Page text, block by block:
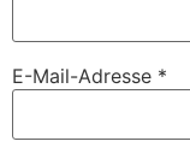
E-Mail-Adresse *